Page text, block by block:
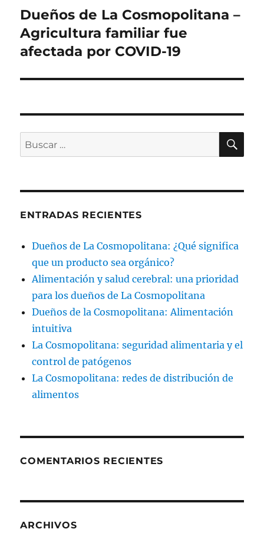
Siguiente
entrada:
Dueños de La Cosmopolitana –
Agricultura familiar fue
afectada por COVID-19
Buscar
por:
ENTRADAS RECIENTES
Dueños de La Cosmopolitana: ¿Qué significa
que un producto sea orgánico?
Alimentación y salud cerebral: una prioridad
para los dueños de La Cosmopolitana
Dueños de la Cosmopolitana: Alimentación
intuitiva
La Cosmopolitana: seguridad alimentaria y el
control de patógenos
La Cosmopolitana: redes de distribución de
alimentos
COMENTARIOS RECIENTES
ARCHIVOS